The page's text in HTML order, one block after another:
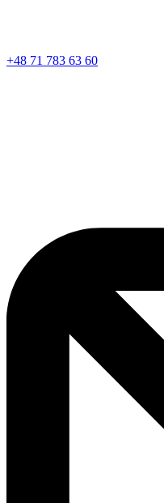
+48 71 783 63 60